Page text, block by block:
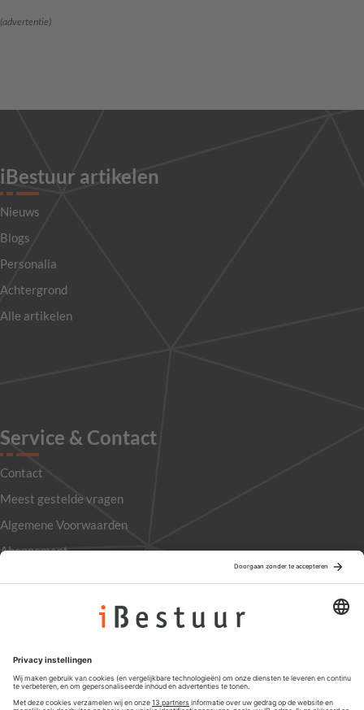
(advertentie)
iBestuur artikelen
Nieuws
Blogs
Personalia
Achtergrond
Alle artikelen
Service & Contact
Contact
Meest gestelde vragen
Algemene Voorwaarden
Abonnement
Privacyinstellingen